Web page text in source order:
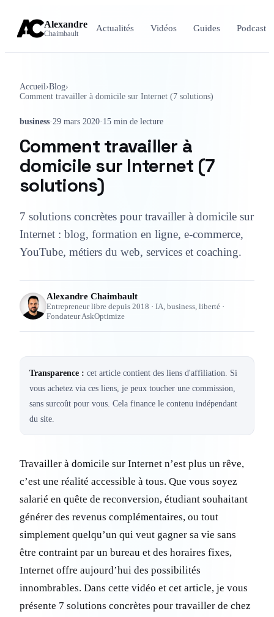
Alexandre
Chaimbault
Actualités Vidéos Guides Podcast
Accueil›Blog›
Comment travailler à domicile sur Internet (7 solutions)
business·29 mars 2020·15 min de lecture
Comment travailler à
domicile sur Internet (7
solutions)
7 solutions concrètes pour travailler à domicile sur
Internet : blog, formation en ligne, e-commerce,
YouTube, métiers du web, services et coaching.
Alexandre Chaimbault
Entrepreneur libre depuis 2018 · IA, business, liberté ·
Fondateur AskOptimize
Transparence : cet article contient des liens d'affiliation. Si
vous achetez via ces liens, je peux toucher une commission,
sans surcoût pour vous. Cela finance le contenu indépendant
du site.
Travailler à domicile sur Internet n’est plus un rêve,
c’est une réalité accessible à tous. Que vous soyez
salarié en quête de reconversion, étudiant souhaitant
générer des revenus complémentaires, ou tout
simplement quelqu’un qui veut gagner sa vie sans
être contraint par un bureau et des horaires fixes,
Internet offre aujourd’hui des possibilités
innombrables. Dans cette vidéo et cet article, je vous
présente 7 solutions concrètes pour travailler de chez